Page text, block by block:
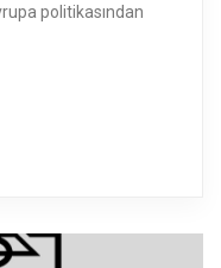
politikasından